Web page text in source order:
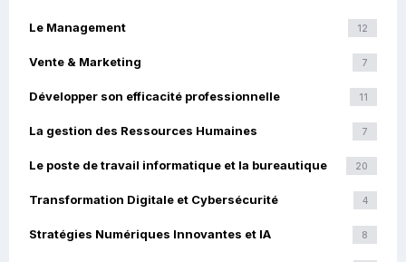
12
Le Management
7
Vente & Marketing
11
Développer son efficacité professionnelle
7
La gestion des Ressources Humaines
20
Le poste de travail informatique et la bureautique
4
Transformation Digitale et Cybersécurité
8
Stratégies Numériques Innovantes et IA